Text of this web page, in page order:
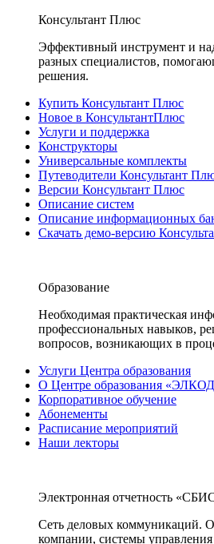
Консультант Плюс
Эффективный инструмент и
разных специалистов,
решения.
Купить Консультант Плюс
Новое в КонсультантПлюс
Услуги и поддержка
Конструкторы
Универсальные комплекты
Путеводители Консультант
Версии Консультант Плюс
Описание систем
Описание информационных
Скачать демо-версию
Образование
Необходимая практическая
профессиональных навыков,
вопросов, возникающих в
Услуги Центра образования
О Центре образования
Корпоративное обучение
Абонементы
Расписание мероприятий
Наши лекторы
Электронная отчетность
Сеть деловых коммуникаций.
компании, системы управления